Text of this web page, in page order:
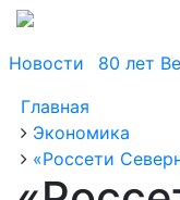
Новости 80 лет
Главная
Экономика
«Россети